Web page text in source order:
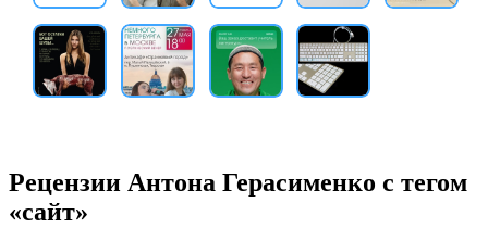
Рецензии Антона Герасименко с тегом
«сайт»